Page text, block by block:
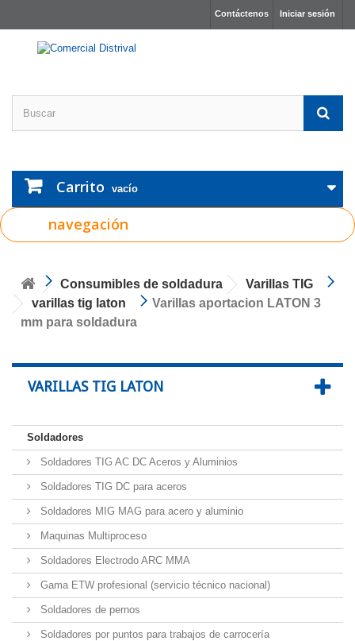
Iniciar sesión
Contáctenos
Carrito vacío
navegación
Consumibles de soldadura
Varillas TIG
varillas tig laton
Varillas aportacion LATON 3
mm para soldadura
VARILLAS TIG LATON
Soldadores
Soldadores TIG AC DC Aceros y Aluminios
Soldadores TIG DC para aceros
Soldadores MIG MAG para acero y aluminio
Maquinas Multiproceso
Soldadores Electrodo ARC MMA
Gama ETW profesional (servicio técnico nacional)
Soldadores de pernos
Soldadores por puntos para trabajos de carrocería